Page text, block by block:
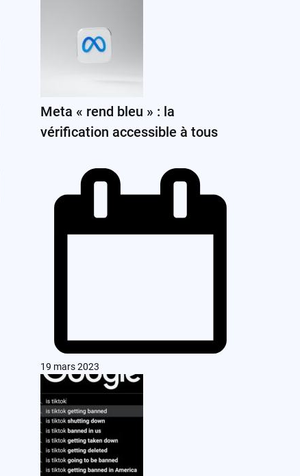
Meta « rend bleu » : la
vérification accessible à tous
19 mars 2023